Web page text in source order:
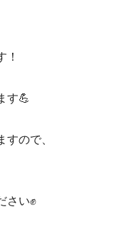
！
す💪
ので、
さい✊